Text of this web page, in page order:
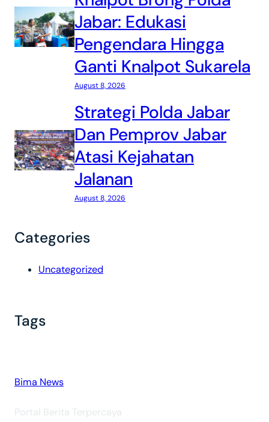
Jabar: Edukasi
Pengendara Hingga
Ganti Knalpot Sukarela
August 8, 2026
Strategi Polda Jabar
Dan Pemprov Jabar
Atasi Kejahatan
Jalanan
August 8, 2026
Categories
Uncategorized
Tags
Bima News
Portal Berita Terpercaya